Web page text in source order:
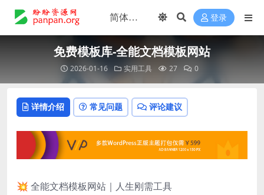
登录
免费模板库-全能文档模板网站
2026-01-16 实用工具 27 0
详情介绍 常见问题 评论建议
💥 全能文档模板网站｜人生刚需工具